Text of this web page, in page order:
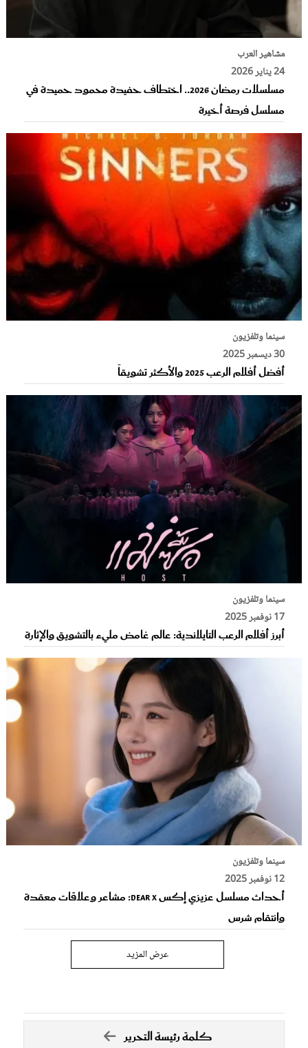
مشاهير العرب
24 يناير 2026
مسلسلات رمضان 2026.. اختطاف حفيدة محمود حميدة في
مسلسل فرصة أخيرة
سينما وتلفزيون
30 ديسمبر 2025
أفضل أفلام الرعب 2025 والأكثر تشويقاً
سينما وتلفزيون
17 نوفمبر 2025
أبرز أفلام الرعب التايلاندية: عالم غامض مليء بالتشويق والإثارة
سينما وتلفزيون
12 نوفمبر 2025
أحداث مسلسل عزيزي إكس Dear X: مشاعر وعلاقات معقدة
وانتقام شرس
عرض المزيد
كلمة رئيسة التحرير